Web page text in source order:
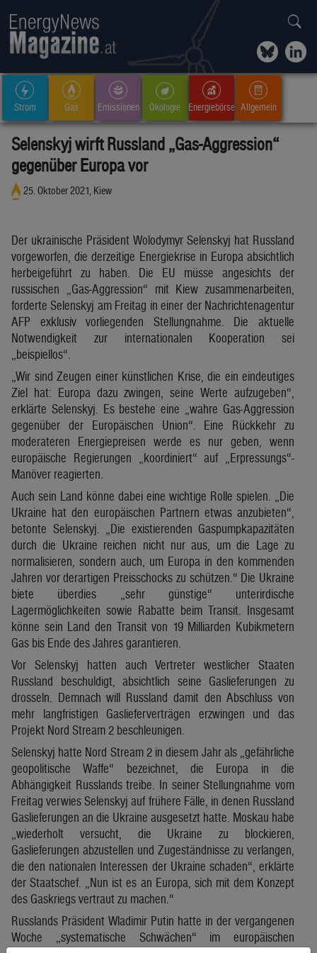
Strom Gas Emissionen Ökologie Energiebörse Allgemein
Selenskyj wirft Russland „Gas-Aggression“
gegenüber Europa vor
25. Oktober 2021, Kiew
Der ukrainische Präsident Wolodymyr Selenskyj hat Russland
vorgeworfen, die derzeitige Energiekrise in Europa absichtlich
herbeigeführt zu haben. Die EU müsse angesichts der
russischen „Gas-Aggression“ mit Kiew zusammenarbeiten,
forderte Selenskyj am Freitag in einer der Nachrichtenagentur
AFP exklusiv vorliegenden Stellungnahme. Die aktuelle
Notwendigkeit zur internationalen Kooperation sei
„beispiellos“.
„Wir sind Zeugen einer künstlichen Krise, die ein eindeutiges
Ziel hat: Europa dazu zwingen, seine Werte aufzugeben“,
erklärte Selenskyj. Es bestehe eine „wahre Gas-Aggression
gegenüber der Europäischen Union“. Eine Rückkehr zu
moderateren Energiepreisen werde es nur geben, wenn
europäische Regierungen „koordiniert“ auf „Erpressungs“-
Manöver reagierten.
Auch sein Land könne dabei eine wichtige Rolle spielen. „Die
Ukraine hat den europäischen Partnern etwas anzubieten“,
betonte Selenskyj. „Die existierenden Gaspumpkapazitäten
durch die Ukraine reichen nicht nur aus, um die Lage zu
normalisieren, sondern auch, um Europa in den kommenden
Jahren vor derartigen Preisschocks zu schützen.“ Die Ukraine
biete überdies „sehr günstige“ unterirdische
Lagermöglichkeiten sowie Rabatte beim Transit. Insgesamt
könne sein Land den Transit von 19 Milliarden Kubikmetern
Gas bis Ende des Jahres garantieren.
Vor Selenskyj hatten auch Vertreter westlicher Staaten
Russland beschuldigt, absichtlich seine Gaslieferungen zu
drosseln. Demnach will Russland damit den Abschluss von
mehr langfristigen Gaslieferverträgen erzwingen und das
Projekt Nord Stream 2 beschleunigen.
Selenskyj hatte Nord Stream 2 in diesem Jahr als „gefährliche
geopolitische Waffe“ bezeichnet, die Europa in die
Abhängigkeit Russlands treibe. In seiner Stellungnahme vom
Freitag verwies Selenskyj auf frühere Fälle, in denen Russland
Gaslieferungen an die Ukraine ausgesetzt hatte. Moskau habe
„wiederholt versucht, die Ukraine zu blockieren,
Gaslieferungen abzustellen und Zugeständnisse zu verlangen,
die den nationalen Interessen der Ukraine schaden“, erklärte
der Staatschef. „Nun ist es an Europa, sich mit dem Konzept
des Gaskriegs vertraut zu machen.“
Russlands Präsident Wladimir Putin hatte in der vergangenen
Woche „systematische Schwächen“ im europäischen